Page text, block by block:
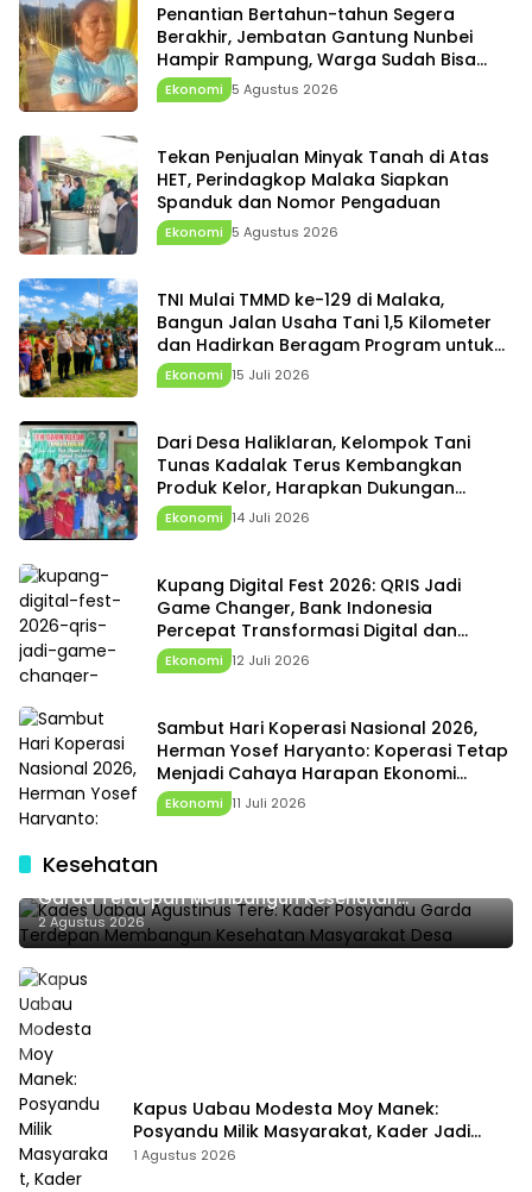
Penantian Bertahun-tahun Segera
Berakhir, Jembatan Gantung Nunbei
Hampir Rampung, Warga Sudah Bisa
Melintas
Ekonomi 5 Agustus 2026
Tekan Penjualan Minyak Tanah di Atas
HET, Perindagkop Malaka Siapkan
Spanduk dan Nomor Pengaduan
Ekonomi 5 Agustus 2026
TNI Mulai TMMD ke-129 di Malaka,
Bangun Jalan Usaha Tani 1,5 Kilometer
dan Hadirkan Beragam Program untuk
Warga
Ekonomi 15 Juli 2026
Dari Desa Haliklaran, Kelompok Tani
Tunas Kadalak Terus Kembangkan
Produk Kelor, Harapkan Dukungan
Pemerintah Desa dan Pemda
Ekonomi 14 Juli 2026
Kupang Digital Fest 2026: QRIS Jadi
Game Changer, Bank Indonesia
Percepat Transformasi Digital dan
Penguatan Ekonomi NTT
Ekonomi 12 Juli 2026
Sambut Hari Koperasi Nasional 2026,
Herman Yosef Haryanto: Koperasi Tetap
Menjadi Cahaya Harapan Ekonomi
Rakyat
Ekonomi 11 Juli 2026
Kesehatan
Kades Uabau Agustinus Tere: Kader Posyandu
Garda Terdepan Membangun Kesehatan
Masyarakat Desa
2 Agustus 2026
Kapus Uabau Modesta Moy Manek:
Posyandu Milik Masyarakat, Kader Jadi
Ujung Tombak Perangi Stunting
1 Agustus 2026